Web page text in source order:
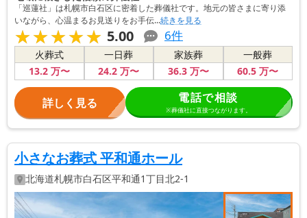
「巡蓮社」は札幌市白石区に密着した葬儀社です。地元の皆さまに寄り添
いながら、心温まるお見送りをお手伝...続きを見る
★★★★★
★★★★★ 5.00 6件
火葬式
13.2万〜
一日葬
24.2 万〜
家族葬
36.3万〜
一般葬
60.5 万〜
詳しく見る 電話で相談
※葬儀社に直接つながります。
小さなお葬式 平和通ホール
北海道札幌市白石区平和通1丁目北2-1